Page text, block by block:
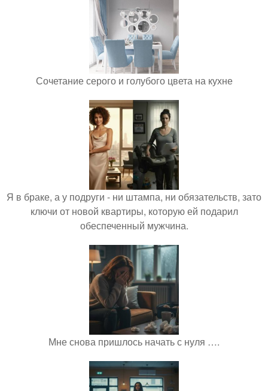
Сочетание серого и голубого цвета на кухне
Я в браке, а у подруги - ни штампа, ни обязательств, зато
ключи от новой квартиры, которую ей подарил
обеспеченный мужчина.
Мне снова пришлось начать с нуля ….